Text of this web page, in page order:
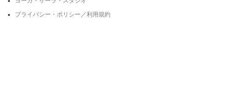
プライバシー・ポリシー／利用規約